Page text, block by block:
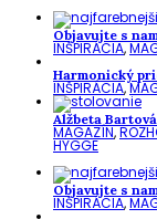
Objavujte s
INŠPIRÁCIA,
Harmonický
INŠPIRÁCIA,
Alžbeta
MAGAZÍN,
HYGGE
Objavujte s
INŠPIRÁCIA,